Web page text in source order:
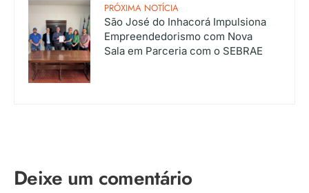
PRÓXIMA NOTÍCIA
São José do Inhacorá Impulsiona
Empreendedorismo com Nova
Sala em Parceria com o SEBRAE
Deixe um comentário